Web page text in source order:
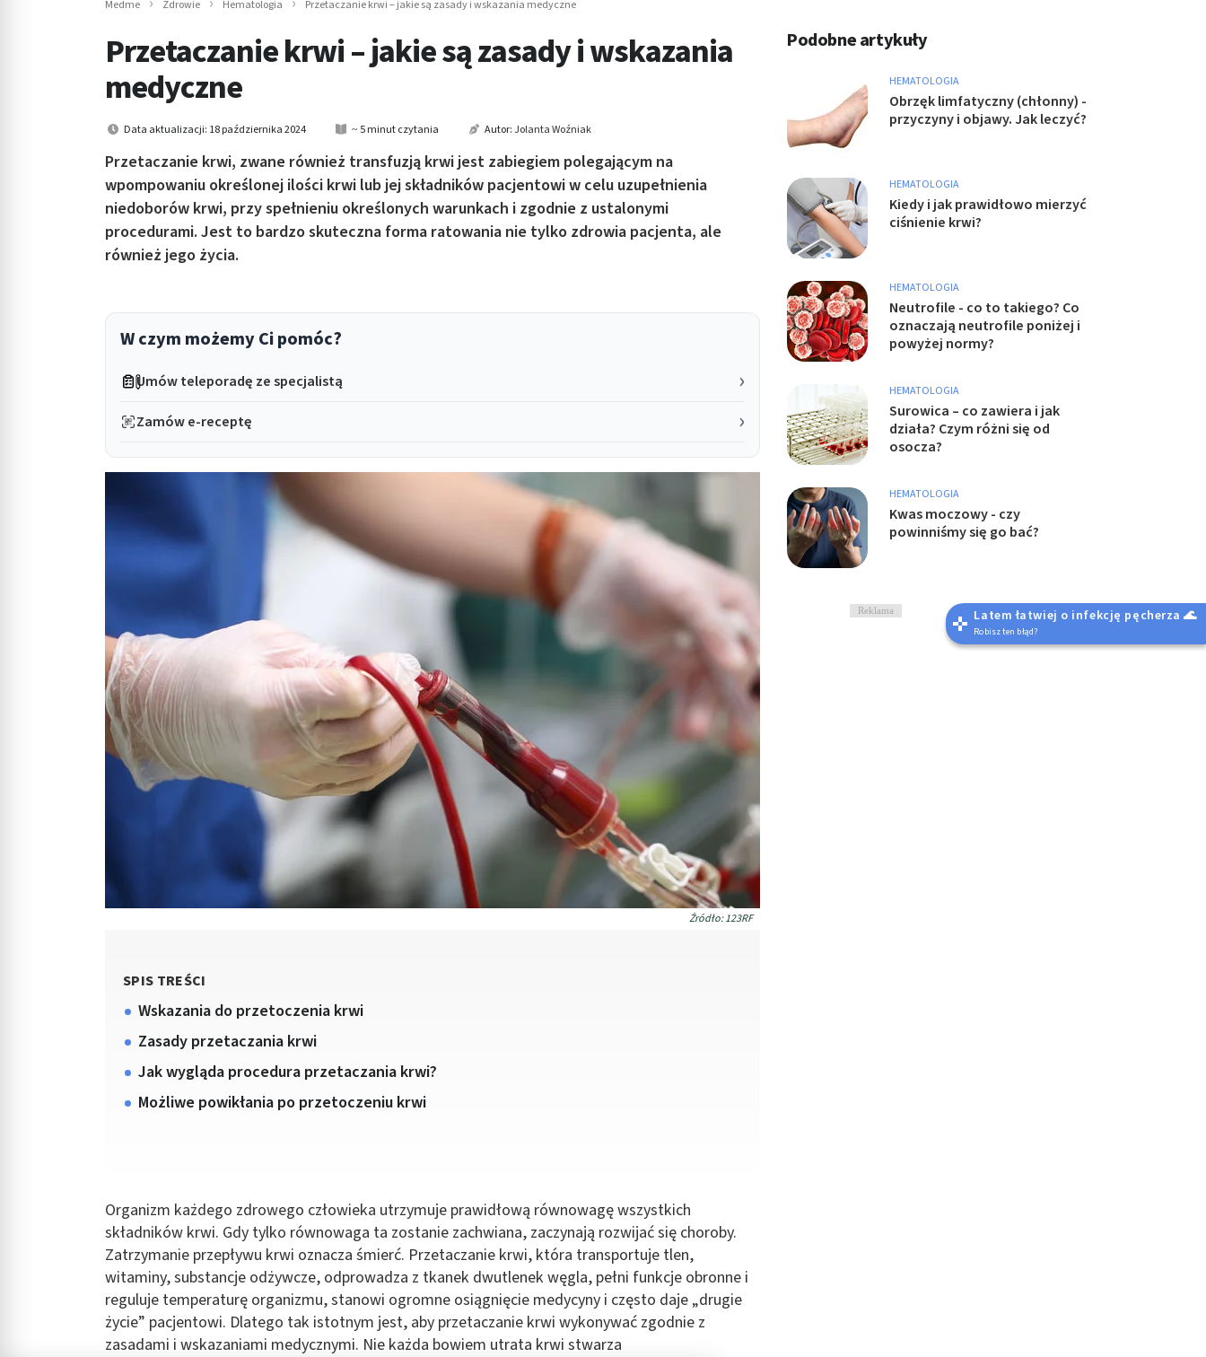
Medme Zdrowie Hematologia Przetaczanie krwi – jakie są zasady i wskazania medyczne
Przetaczanie krwi – jakie są zasady i wskazania
medyczne
Data aktualizacji: 18 października 2024 ~ 5 minut czytania Autor:Jolanta Woźniak
Przetaczanie krwi, zwane również transfuzją krwi jest zabiegiem polegającym na
wpompowaniu określonej ilości krwi lub jej składników pacjentowi w celu uzupełnienia
niedoborów krwi, przy spełnieniu określonych warunkach i zgodnie z ustalonymi
procedurami. Jest to bardzo skuteczna forma ratowania nie tylko zdrowia pacjenta, ale
również jego życia.
W czym możemy Ci pomóc?
Umów teleporadę ze specjalistą
Zamów e-receptę
Źródło: 123RF
SPIS TREŚCI
Wskazania do przetoczenia krwi
Zasady przetaczania krwi
Jak wygląda procedura przetaczania krwi?
Możliwe powikłania po przetoczeniu krwi
Organizm każdego zdrowego człowieka utrzymuje prawidłową równowagę wszystkich
składników krwi. Gdy tylko równowaga ta zostanie zachwiana, zaczynają rozwijać się choroby.
Zatrzymanie przepływu krwi oznacza śmierć. Przetaczanie krwi, która transportuje tlen,
witaminy, substancje odżywcze, odprowadza z tkanek dwutlenek węgla, pełni funkcje obronne i
reguluje temperaturę organizmu, stanowi ogromne osiągnięcie medycyny i często daje „drugie
życie” pacjentowi. Dlatego tak istotnym jest, aby przetaczanie krwi wykonywać zgodnie z
zasadami i wskazaniami medycznymi. Nie każda bowiem utrata krwi stwarza
Podobne artykuły
HEMATOLOGIA
Obrzęk limfatyczny (chłonny) -
przyczyny i objawy. Jak leczyć?
HEMATOLOGIA
Kiedy i jak prawidłowo mierzyć
ciśnienie krwi?
HEMATOLOGIA
Neutrofile - co to takiego? Co
oznaczają neutrofile poniżej i
powyżej normy?
HEMATOLOGIA
Surowica – co zawiera i jak
działa? Czym różni się od
osocza?
HEMATOLOGIA
Kwas moczowy - czy
powinniśmy się go bać?
Reklama Latem łatwiej o infekcję pęcherza 🌊
Robisz ten błąd?